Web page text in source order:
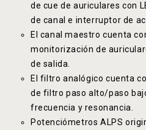
de cue de auriculares con
de canal e interruptor de
El canal maestro cuenta
monitorización de
de salida.
El filtro analógico cuenta
de filtro paso alto/paso
frecuencia y resonancia.
Potenciómetros ALPS